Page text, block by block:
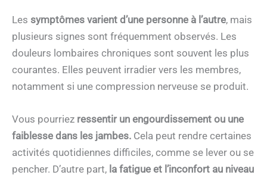
Les symptômes varient d’une personne à l’autre, mais
plusieurs signes sont fréquemment observés. Les
douleurs lombaires chroniques sont souvent les plus
courantes. Elles peuvent irradier vers les membres,
notamment si une compression nerveuse se produit.
Vous pourriez ressentir un engourdissement ou une
faiblesse dans les jambes. Cela peut rendre certaines
activités quotidiennes difficiles, comme se lever ou se
pencher. D’autre part, la fatigue et l’inconfort au niveau